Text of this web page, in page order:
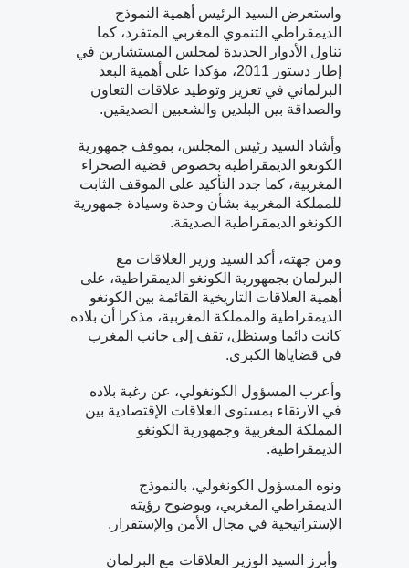
واستعرض السيد الرئيس أهمية النموذج
الديمقراطي التنموي المغربي المتفرد، كما
تناول الأدوار الجديدة لمجلس المستشارين في
إطار دستور 2011، مؤكدا على أهمية البعد
البرلماني في تعزيز وتوطيد علاقات التعاون
والصداقة بين البلدين والشعبين الصديقين.
وأشاد السيد رئيس المجلس، بموقف جمهورية
الكونغو الديمقراطية بخصوص قضية الصحراء
المغربية، كما جدد التأكيد على الموقف الثابت
للمملكة المغربية بشأن وحدة وسيادة جمهورية
الكونغو الديمقراطية الصديقة.
ومن جهته، أكد السيد وزير العلاقات مع
البرلمان بجمهورية الكونغو الديمقراطية، على
أهمية العلاقات التاريخية القائمة بين الكونغو
الديمقراطية والمملكة المغربية، مذكرا أن بلاده
كانت دائما وستظل، تقف إلى جانب المغرب
في قضاياها الكبرى.
وأعرب المسؤول الكونغولي، عن رغبة بلاده
في الارتقاء بمستوى العلاقات الإقتصادية بين
المملكة المغربية وجمهورية الكونغو
الديمقراطية.
ونوه المسؤول الكونغولي، بالنموذج
الديمقراطي المغربي، وبوضوح رؤيته
الإستراتيجية في مجال الأمن والإستقرار.
وأبرز السيد الوزير العلاقات مع البرلمان